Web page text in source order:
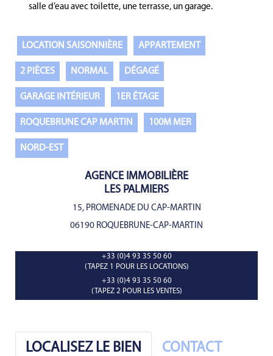
salle d’eau avec toilette, une terrasse, un garage.
LOCATION SAISONNIÈRE APPARTEMENT
2 PIÈCES NORMAL DÉGAGÉ
GARAGE INTÉRIEUR 1ER ÉTAGE
ROQUEBRUNE CAP MARTIN 100M MER
NORD-EST
AGENCE IMMOBILIÈRE
LES PALMIERS
15, PROMENADE DU CAP-MARTIN
06190 ROQUEBRUNE-CAP-MARTIN
+33 (0)4 93 35 50 60
(TAPEZ 1 POUR LES LOCATIONS)
+33 (0)4 93 35 50 60
(TAPEZ 2 POUR LES VENTES)
LOCALISEZ LE BIEN CONTACT